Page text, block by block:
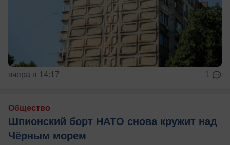
вчера в 14:17 1
Общество
Шпионский борт НАТО снова кружит над
Чёрным морем